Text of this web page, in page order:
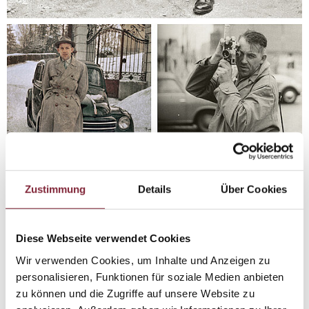
Zustimmung Details Über Cookies
Diese Webseite verwendet Cookies
Wir verwenden Cookies, um Inhalte und Anzeigen zu
personalisieren, Funktionen für soziale Medien anbieten
zu können und die Zugriffe auf unsere Website zu